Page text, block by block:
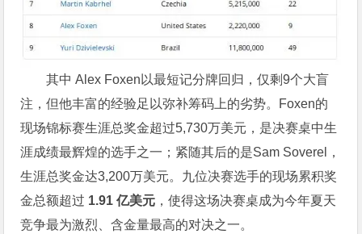
其中 Alex Foxen以最短记分牌回归，仅剩9个大盲
注，但他丰富的经验足以弥补筹码上的劣势。Foxen的
现场锦标赛生涯总奖金超过5,730万美元，是决赛桌中生
涯成绩最辉煌的选手之一；紧随其后的是Sam Soverel，
生涯总奖金达3,200万美元。九位决赛选手的现场累积奖
金总额超过 1.91 亿美元 ，使得这场决赛桌成为今年夏天
竞争最为激烈、含金量最高的对决之一。